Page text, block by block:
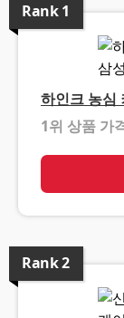
Rank1
하인크 농심
1위 상품 가
Rank2